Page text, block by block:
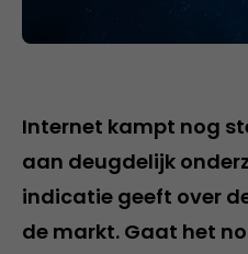
Internet kampt nog
aan deugdelijk
indicatie geeft over
de markt. Gaat het